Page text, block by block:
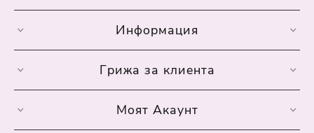
Информация
Грижа за клиента
Моят Акаунт